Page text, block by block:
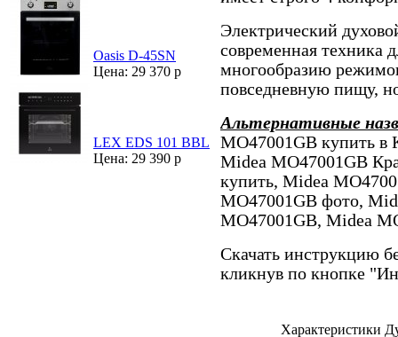
Oasis D-45SN
Цена: 29 370 р
LEX EDS 101 BBL
Цена: 29 390 р
Электрический
современная техника
многообразию
повседневную пищу,
Альтернативные
MO47001GB купить в
Midea MO47001GB
купить, Midea
MO47001GB фото,
MO47001GB, Midea
Скачать инструкцию
кликнув по кнопке
Характеристики